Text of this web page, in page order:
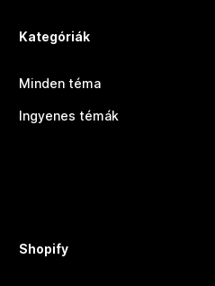
Kategóriák
Minden téma
Ingyenes témák
Shopify